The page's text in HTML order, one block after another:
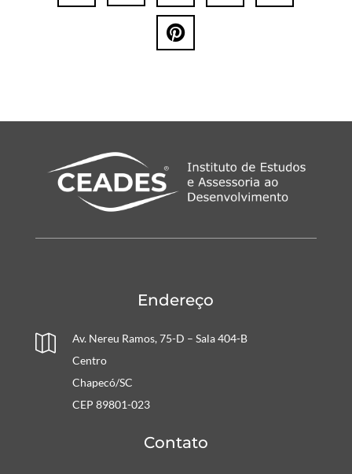

Endereço

Av. Nereu Ramos, 75-D – Sala 404-B
Centro
Chapecó/SC
CEP 89801-023
Contato